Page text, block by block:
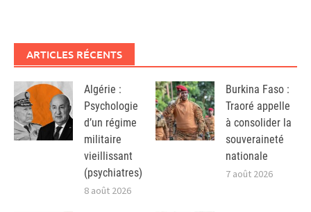
ARTICLES RÉCENTS
Algérie :
Psychologie
d’un régime
militaire
vieillissant
(psychiatres)
8 août 2026
Burkina Faso :
Traoré appelle
à consolider la
souveraineté
nationale
7 août 2026